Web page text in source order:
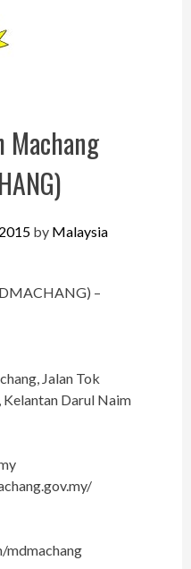
Machang
by Malaysia
–
Jalan Tok
Darul Naim